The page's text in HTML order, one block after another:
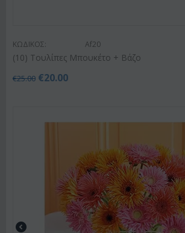
ΚΩΔΙΚΟΣ: Af20
(10) Τουλίπες Μπουκέτο + Βάζο
€25.00 €20.00